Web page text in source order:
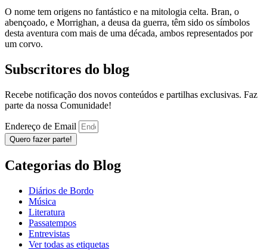
O nome tem origens no fantástico e na mitologia celta. Bran, o
abençoado, e Morrighan, a deusa da guerra, têm sido os símbolos
desta aventura com mais de uma década, ambos representados por
um corvo.
Subscritores do blog
Recebe notificação dos novos conteúdos e partilhas exclusivas. Faz
parte da nossa Comunidade!
Endereço de Email
Quero fazer parte!
Categorias do Blog
Diários de Bordo
Música
Literatura
Passatempos
Entrevistas
Ver todas as etiquetas